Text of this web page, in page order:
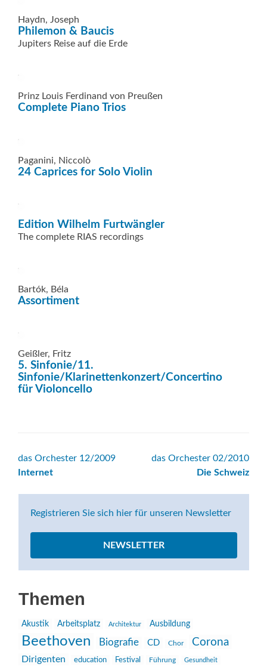
Haydn, Joseph
Philemon & Baucis
Jupiters Reise auf die Erde
Prinz Louis Ferdinand von Preußen
Complete Piano Trios
Paganini, Niccolò
24 Caprices for Solo Violin
Edition Wilhelm Furtwängler
The complete RIAS recordings
Bartók, Béla
Assortiment
Geißler, Fritz
5. Sinfonie/11.
Sinfonie/Klarinettenkonzert/Concertino
für Violoncello
Beitrags-
das Orchester 12/2009
Internet
das Orchester 02/2010
Die Schweiz
Registrieren Sie sich hier für unseren Newsletter
NEWSLETTER
Themen
Akustik Arbeitsplatz Architektur Ausbildung
Beethoven Biografie CD Chor Corona
Dirigenten education Festival Führung Gesundheit